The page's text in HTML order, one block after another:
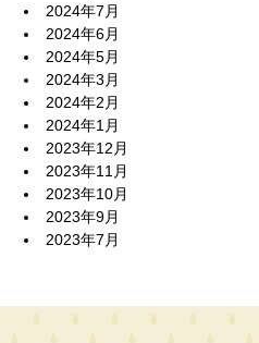
2024年7月
2024年6月
2024年5月
2024年3月
2024年2月
2024年1月
2023年12月
2023年11月
2023年10月
2023年9月
2023年7月